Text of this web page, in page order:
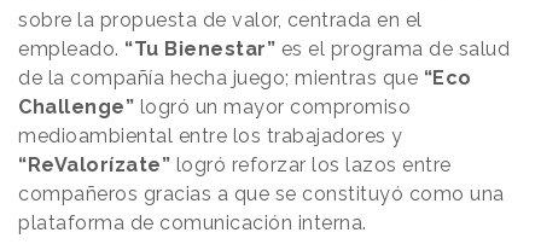
sobre la propuesta de valor, centrada en el
empleado. “Tu Bienestar” es el programa de salud
de la compañía hecha juego; mientras que “Eco
Challenge” logró un mayor compromiso
medioambiental entre los trabajadores y
“ReValorízate” logró reforzar los lazos entre
compañeros gracias a que se constituyó como una
plataforma de comunicación interna.